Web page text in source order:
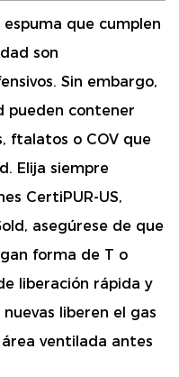
que cumplen
son
Sin embargo,
pueden contener
ftalatos o COV que
Elija siempre
CertiPUR-US,
asegúrese de que
forma de T o
liberación rápida y
liberen el gas
ventilada antes